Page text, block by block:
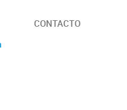
CONTACTO